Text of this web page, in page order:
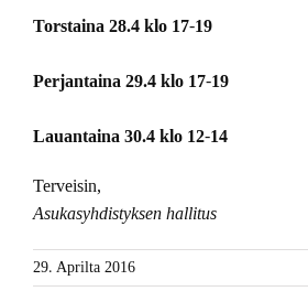
Torstaina 28.4 klo 17-19
Perjantaina 29.4 klo 17-19
Lauantaina 30.4 klo 12-14
Terveisin,
Asukasyhdistyksen hallitus
29. Aprilta 2016